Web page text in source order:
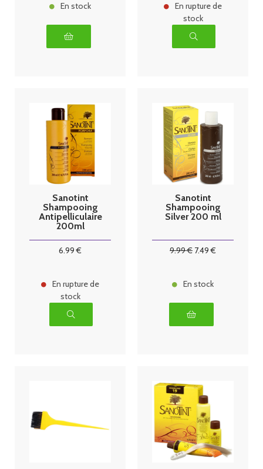
En stock
En rupture de
stock
Sanotint
Shampooing
Antipelliculaire
200ml
6.99 €
En rupture de
stock
Sanotint
Shampooing
Silver 200 ml
9.99€ 7.49 €
En stock